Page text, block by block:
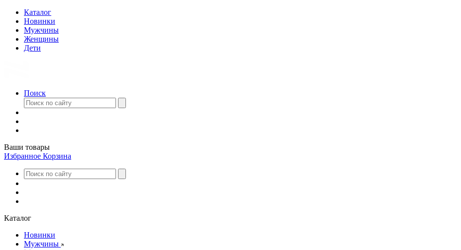
Каталог
Новинки
Мужчины
Женщины
Дети
Поиск
Ваши товары
Избранное Корзина
Каталог
Новинки
Мужчины